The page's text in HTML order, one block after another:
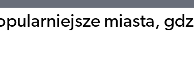
miasta,